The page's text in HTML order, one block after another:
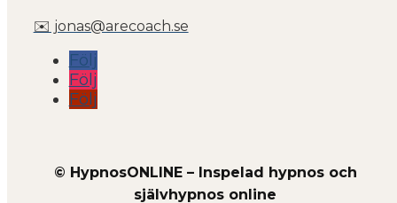
✉️ jonas@arecoach.se
Följ
Följ
Följ
© HypnosONLINE – Inspelad hypnos och
självhypnos online